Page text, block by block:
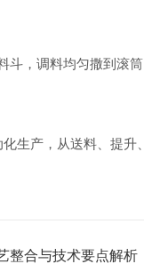
，调料均匀撒到滚筒
产，从送料、提升
整合与技术要点解析